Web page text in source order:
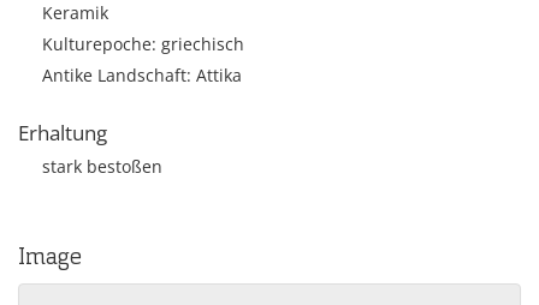
Keramik
Kulturepoche: griechisch
Antike Landschaft: Attika
Erhaltung
stark bestoßen
Image